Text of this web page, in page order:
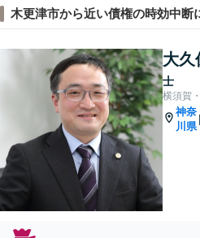
木更津市から近い債権の時効中断
大久
士
横須賀
神奈
川県